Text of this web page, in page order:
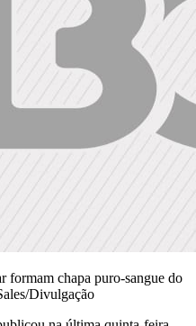
formam chapa puro-sangue do
Divulgação